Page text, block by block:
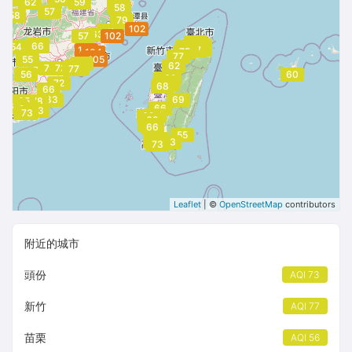
69
70
76
89
63
71
71
66
64
63
106
66
75
74
64
69
83
83
73
66
66
63
69
58
78
62
57
65
77
75
73
57
56
83
60
73
72
62
66
73
55
85
68
105
68
93
73
79
83
83
86
73
77
59
69
54
83
62
104
66
96
75
102
66
77
73
73
68
71
77
62
104
69
83
75
58
64
86
73
73
83
55
102
66
64
105
Leaflet | © OpenStreetMap contributors
附近的城市
頭份 AQI 73
新竹 AQI 77
苗栗 AQI 56